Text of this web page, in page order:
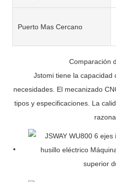
Puerto Mas Cercano
Comparación
Jstomi tiene la capacidad
necesidades. El mecanizado
tipos y especificaciones. La